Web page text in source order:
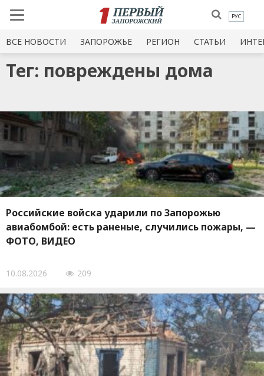
РУС
ВСЕ НОВОСТИ ЗАПОРОЖЬЕ РЕГИОН СТАТЬИ
Тег: повреждены дома
Российские войска ударили по Запорожью
авиабомбой: есть раненые, случились пожары, —
ФОТО, ВИДЕО
10.08.2026 209